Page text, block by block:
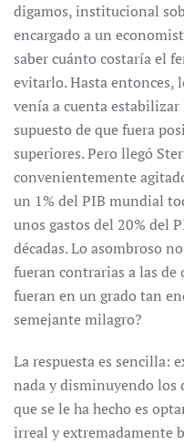
digamos, institucional
encargado a un
saber cuánto costaría el
evitarlo. Hasta entonces,
venía a cuenta estabilizar
supuesto de que fuera
superiores. Pero llegó
convenientemente
un 1% del PIB mundial
unos gastos del 20% del
décadas. Lo asombroso
fueran contrarias a las
fueran en un grado tan
semejante milagro?
La respuesta es sencilla:
nada y disminuyendo los
que se le ha hecho es
irreal y extremadamente